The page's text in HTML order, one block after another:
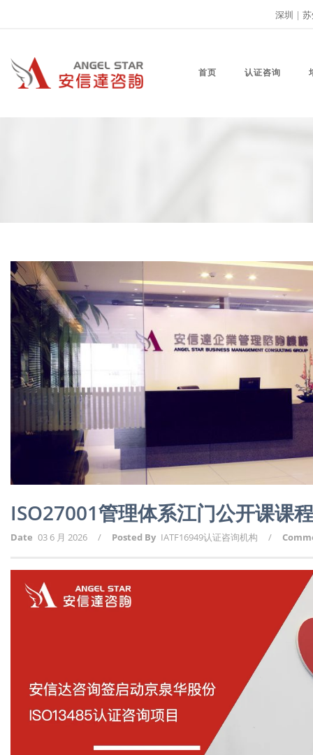
深圳 |
首页 认证咨询
ISO27001管理体系江门公开课课
Date 03 6 月 2026 / Posted By IATF16949认证咨询机构 /